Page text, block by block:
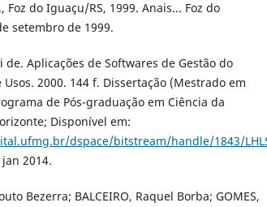
Foz do Iguaçu/RS, 1999. Anais... Foz do
setembro de 1999.
de. Aplicações de Softwares de Gestão do
2000. 144 f. Dissertação (Mestrado em
de Pós-graduação em Ciência da
Disponível em:
dspace/bitstream/handle/1843/
2014.
Bezerra; BALCEIRO, Raquel Borba; GOMES,